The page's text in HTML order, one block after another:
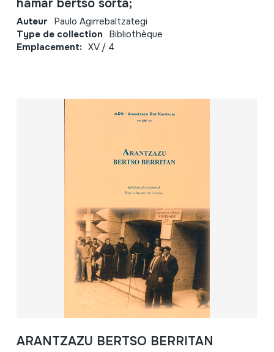
hamar bertso sorta;
Auteur Paulo Agirrebaltzategi
Type de collection Bibliothèque
Emplacement: XV / 4
ARANTZAZU BERTSO BERRITAN